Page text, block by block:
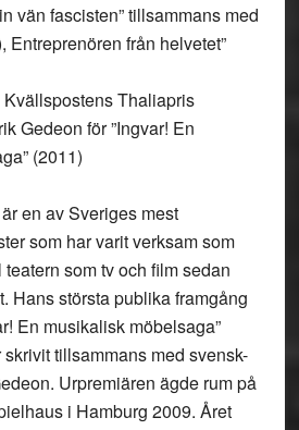
vän fascisten” tillsammans med
Entreprenören från helvetet”
Thaliapris
Gedeon för ”Ingvar! En
(2011)
en av Sveriges mest
som har varit verksam som
som tv och film sedan
Hans största publika framgång
En musikalisk möbelsaga”
tillsammans med svensk-
Urpremiären ägde rum på
i Hamburg 2009. Året